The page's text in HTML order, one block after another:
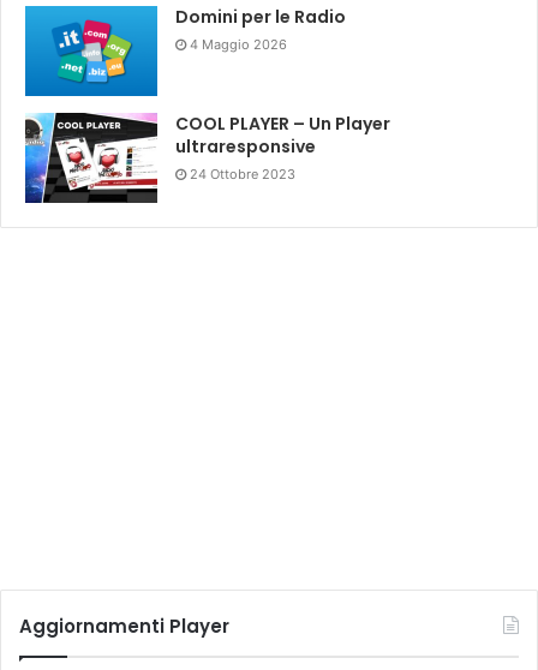
Domini per le Radio
4 Maggio 2026
COOL PLAYER – Un Player
ultraresponsive
24 Ottobre 2023
Aggiornamenti Player